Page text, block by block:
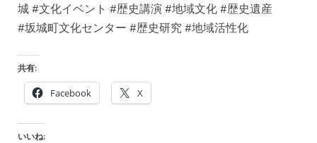
城 #文化イベント #歴史講演 #地域文化 #歴史遺産
#坂城町文化センター #歴史研究 #地域活性化
共有:
Facebook X
いいね: